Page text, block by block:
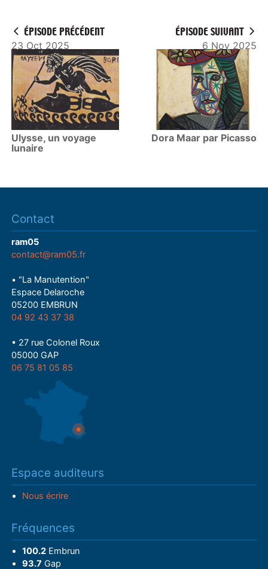
ÉPISODE PRÉCÉDENT
23 Oct 2025
Ulysse, un voyage
lunaire
ÉPISODE SUIVANT
6 Nov 2025
Dora Maar par Picasso
Contact
ram05
contact@ram05.fr
• "La Manutention"
Espace Delaroche
05200 EMBRUN
04 92 43 37 38
• 27 rue Colonel Roux
05000 GAP
06 75 81 05 85
Espace auditeurs
Nous écrire
Fréquences
100.2Embrun
93.7 Gap